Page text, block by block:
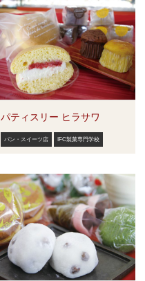
パティスリー ヒラサワ
パン・スイーツ店 IFC製菓専門学校